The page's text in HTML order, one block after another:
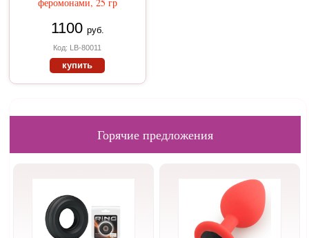
1100 руб.
Код: LB-80011
купить
Горячие предложения